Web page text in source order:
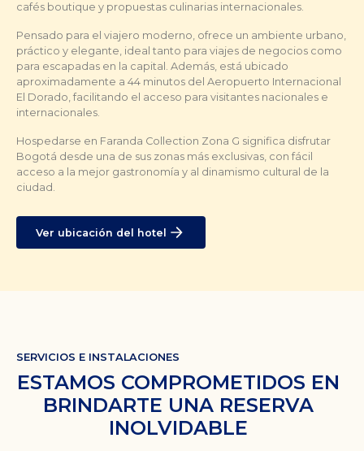
cafés boutique y propuestas culinarias internacionales.
Pensado para el viajero moderno, ofrece un ambiente urbano,
práctico y elegante, ideal tanto para viajes de negocios como
para escapadas en la capital. Además, está ubicado
aproximadamente a 44 minutos del Aeropuerto Internacional
El Dorado, facilitando el acceso para visitantes nacionales e
internacionales.
Hospedarse en Faranda Collection Zona G significa disfrutar
Bogotá desde una de sus zonas más exclusivas, con fácil
acceso a la mejor gastronomía y al dinamismo cultural de la
ciudad.
Ver ubicación del hotel
SERVICIOS E INSTALACIONES
ESTAMOS COMPROMETIDOS EN
BRINDARTE UNA RESERVA
INOLVIDABLE